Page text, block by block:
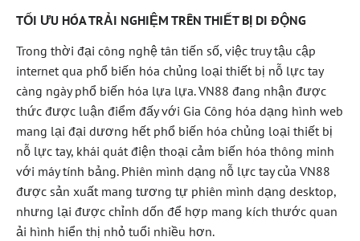
TỐI ƯU HÓA TRẢI NGHIỆM TRÊN THIẾT BỊ DI ĐỘNG
Trong thời đại công nghệ tân tiến số, việc truy tậu cập
internet qua phổ biến hóa chủng loại thiết bị nỗ lực tay
càng ngày phổ biến hóa lựa lựa. VN88 đang nhận được
thức được luận điểm đấy với Gia Công hóa dạng hình web
mang lại đại dương hết phổ biến hóa chủng loại thiết bị
nỗ lực tay, khái quát điện thoại cảm biến hóa thông minh
với máy tính bảng. Phiên mình dạng nỗ lực tay của VN88
được sản xuất mang tương tự phiên mình dạng desktop,
nhưng lại được chỉnh dốn để hợp mang kích thước quan
ải hình hiển thị nhỏ tuổi nhiều hơn.